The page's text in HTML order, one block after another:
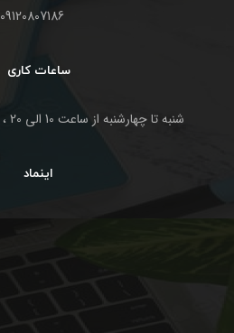
09120807186
ساعات کاری
شنبه تا چهارشنبه از ساعت 10 الی 20 ، پنجشنبه ساعت 10 الی18
اینماد